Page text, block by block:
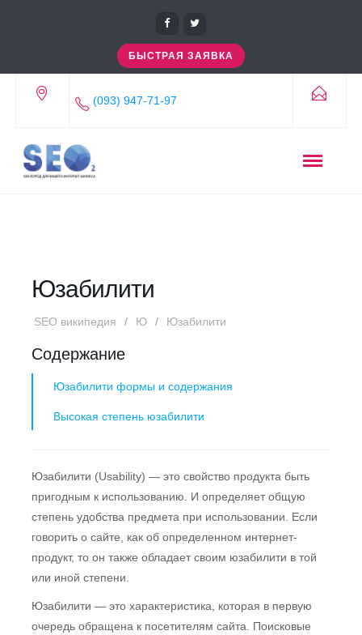
БЫСТРАЯ ЗАЯВКА
(093) 947-71-97
Юзабилити
SEO википедия Ю Юзабилити
Содержание
Юзабилити формы и содержания
Высокая степень юзабилити
Юзабилити (Usability) — это свойство продукта быть
пригодным к использованию. И определяет общую
степень удобства предмета при использовании. Если
говорить о сайте, как об определенном интернет-
продукт, то он также обладает своим юзабилити в той
или иной степени.
Юзабилити — это характеристика, которая в первую
очередь обращена к посетителям сайта. Поисковые